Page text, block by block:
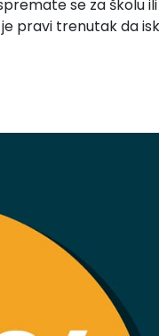
se za školu
pravi trenutak da